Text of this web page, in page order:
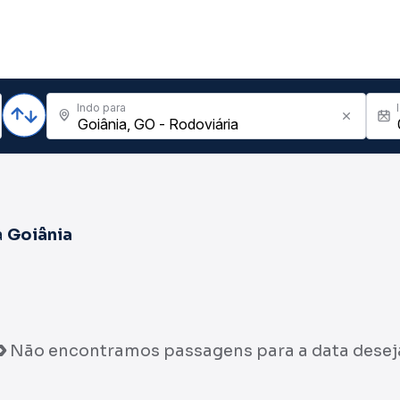
Indo para
Goiânia
Não encontramos passagens para a data